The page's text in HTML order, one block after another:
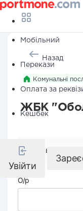
Мобільний
Перекази
Оплата за
Кешбек
Увійти
Назад
Комунальні
ЖБК
Реквізити
О/р